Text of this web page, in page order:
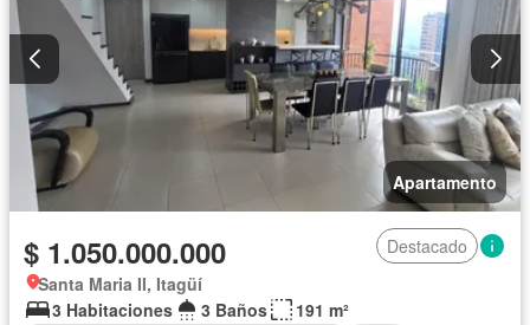
Apartamento
$ 1.050.000.000
Destacado
Santa Maria II, Itagüí
3 Habitaciones
3 Baños
191 m²